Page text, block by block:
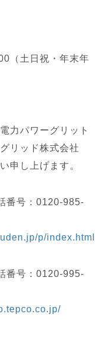
（土日祝・年末年
力パワーグリット
リッド株式会社
申し上げます。
番号：0120-985-
p/index.html
番号：0120-995-